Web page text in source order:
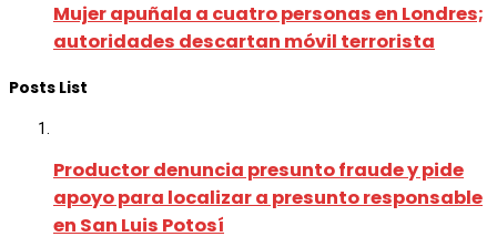
Mujer apuñala a cuatro personas en Londres;
autoridades descartan móvil terrorista
Posts List
Productor denuncia presunto fraude y pide
apoyo para localizar a presunto responsable
en San Luis Potosí